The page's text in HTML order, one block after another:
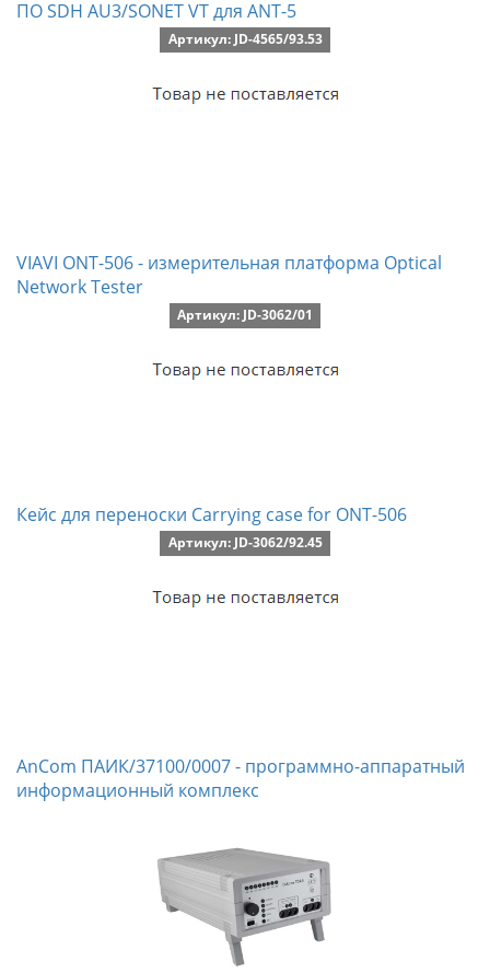
ПО SDH AU3/SONET VT для ANT-5
Артикул: JD-4565/93.53
VIAVI ONT-506 - измерительная платформа Optical
Network Tester
Артикул: JD-3062/01
Кейс для переноски Carrying case for ONT-506
Артикул: JD-3062/92.45
AnCom ПАИК/37100/0007 - программно-аппаратный
информационный комплекс